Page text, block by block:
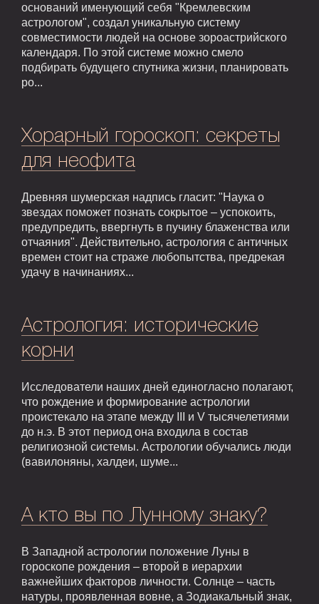
оснований именующий себя "Кремлевским
астрологом", создал уникальную систему
совместимости людей на основе зороастрийского
календаря. По этой системе можно смело
подбирать будущего спутника жизни, планировать
ро...
Хорарный гороскоп: секреты
для неофита
Древняя шумерская надпись гласит: "Наука о
звездах поможет познать сокрытое – успокоить,
предупредить, ввергнуть в пучину блаженства или
отчаяния". Действительно, астрология с античных
времен стоит на страже любопытства, предрекая
удачу в начинаниях...
Астрология: исторические
корни
Исследователи наших дней единогласно полагают,
что рождение и формирование астрологии
проистекало на этапе между III и V тысячелетиями
до н.э. В этот период она входила в состав
религиозной системы. Астрологии обучались люди
(вавилоняны, халдеи, шуме...
А кто вы по Лунному знаку?
В Западной астрологии положение Луны в
гороскопе рождения – второй в иерархии
важнейших факторов личности. Солнце – часть
натуры, проявленная вовне, а Зодиакальный знак,